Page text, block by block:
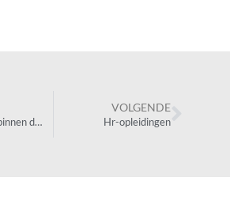
Alle vrouwen binnen de Belgische overheid ondersteunen bij het uitbouwen van hun netwerk en bij hun persoonlijke ontplooiing en loopbaan.
VOLGENDE
Hr-opleidingen